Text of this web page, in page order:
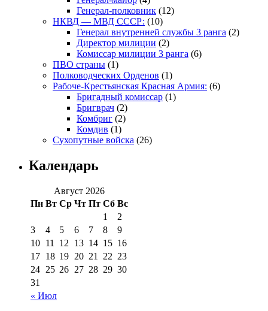
Генерал-полковник (12)
НКВД — МВД СССР: (10)
Генерал внутренней службы 3 ранга (2)
Директор милиции (2)
Комиссар милиции 3 ранга (6)
ПВО страны (1)
Полководческих Орденов (1)
Рабоче-Крестьянская Красная Армия: (6)
Бригадный комиссар (1)
Бригврач (2)
Комбриг (2)
Комдив (1)
Сухопутные войска (26)
Календарь
Август 2026
Пн Вт Ср Чт Пт Сб Вс
« Июл
1
2
3
4 5 6 7 8
9
10 11 12 13 14 15 16
17 18 19 20 21 22 23
24 25 26 27 28 29 30
31